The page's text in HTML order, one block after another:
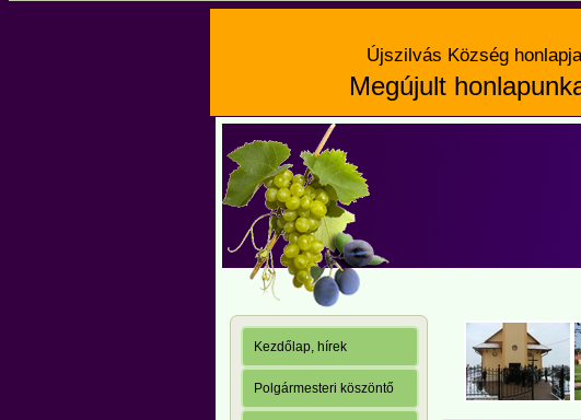
Újszilvás Község
Megújult
Kezdőlap, hírek
Polgármesteri köszöntő